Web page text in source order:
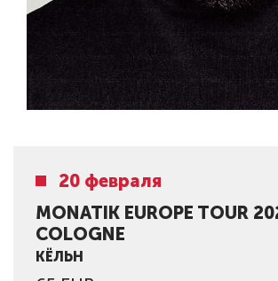
20 февраля
MONATIK EUROPE TOUR
COLOGNE
КЁЛЬН